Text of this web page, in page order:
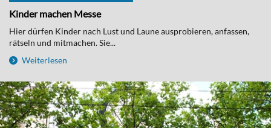
Kinder machen Messe
Hier dürfen Kinder nach Lust und Laune ausprobieren, anfassen,
rätseln und mitmachen. Sie...
Weiterlesen